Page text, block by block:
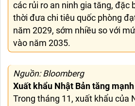
các rủi ro an ninh gia tăng, đặc
thời đưa chi tiêu quốc phòng
năm 2029, sớm nhiều so với
vào năm 2035.
Nguồn: Bloomberg
Xuất khẩu Nhật Bản tăng
Trong tháng 11, xuất khẩu của